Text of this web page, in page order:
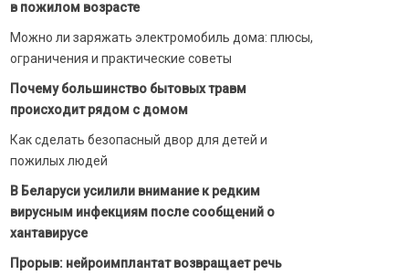
в пожилом возрасте
Можно ли заряжать электромобиль дома: плюсы,
ограничения и практические советы
Почему большинство бытовых травм
происходит рядом с домом
Как сделать безопасный двор для детей и
пожилых людей
В Беларуси усилили внимание к редким
вирусным инфекциям после сообщений о
хантавирусе
Прорыв: нейроимплантат возвращает речь